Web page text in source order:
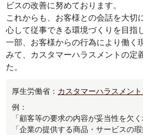
ビスの改善に努めております。
これからも、お客様との会話を大切
心して従事できる環境づくりを目指
一部、お客様からの行為により働く
みて、カスタマーハラスメントの定
た。
厚生労働省： カスタマーハラスメント
例：
「顧客等の要求の内容が妥当性を欠く
「企業の提供する商品・サービスの